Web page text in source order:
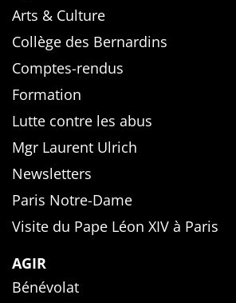
Arts & Culture
Collège des Bernardins
Comptes-rendus
Formation
Lutte contre les abus
Mgr Laurent Ulrich
Newsletters
Paris Notre-Dame
Visite du Pape Léon XIV à Paris
AGIR
Bénévolat